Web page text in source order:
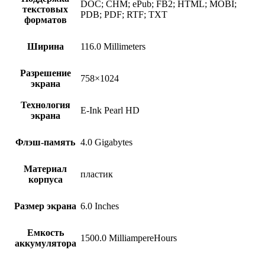
текстовых
форматов
DOC; CHM; ePub; FB2; HTML; MOBI;
PDB; PDF; RTF; TXT
Ширина 116.0 Millimeters
Разрешение
экрана
758×1024
Технология
экрана
E-Ink Pearl HD
Флэш-память 4.0 Gigabytes
Материал
корпуса
пластик
Размер экрана 6.0 Inches
Емкость
аккумулятора
1500.0 MilliampereHours